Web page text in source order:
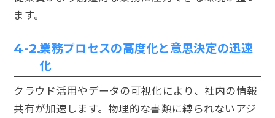
ます。
4-2.業務プロセスの高度化と意思決定の迅速
化
クラウド活用やデータの可視化により、社内の情報
共有が加速します。物理的な書類に縛られないアジ